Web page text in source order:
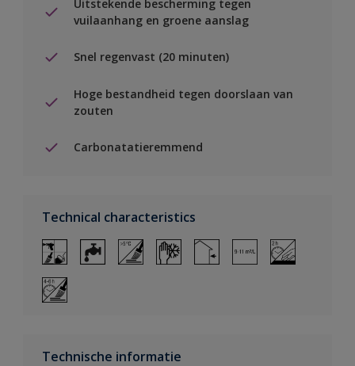
Uitstekende bescherming tegen
vuilaanhang en groene aanslag
Snel regenvast (20 minuten)
Hoge bestandheid tegen doorslaan van
zouten
Carbonatatieremmend
Technical characteristics
Technische informatie